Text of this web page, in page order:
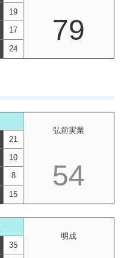
19
79
17
24
弘前実業
21
10
54
8
15
明成
35